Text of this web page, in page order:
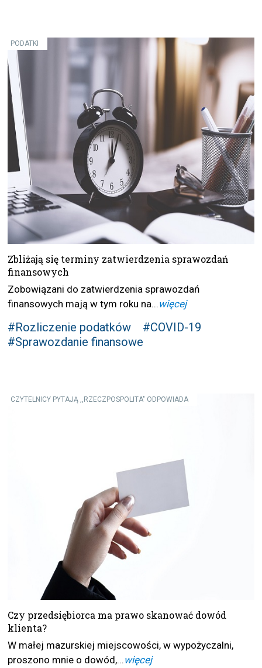
PODATKI
Zbliżają się terminy zatwierdzenia sprawozdań
finansowych
Zobowiązani do zatwierdzenia sprawozdań
finansowych mają w tym roku na...więcej
#Rozliczenie podatków
#COVID-19
#Sprawozdanie finansowe
CZYTELNICY PYTAJĄ ,,RZECZPOSPOLITA" ODPOWIADA
Czy przedsiębiorca ma prawo skanować dowód
klienta?
W małej mazurskiej miejscowości, w wypożyczalni,
proszono mnie o dowód,...więcej